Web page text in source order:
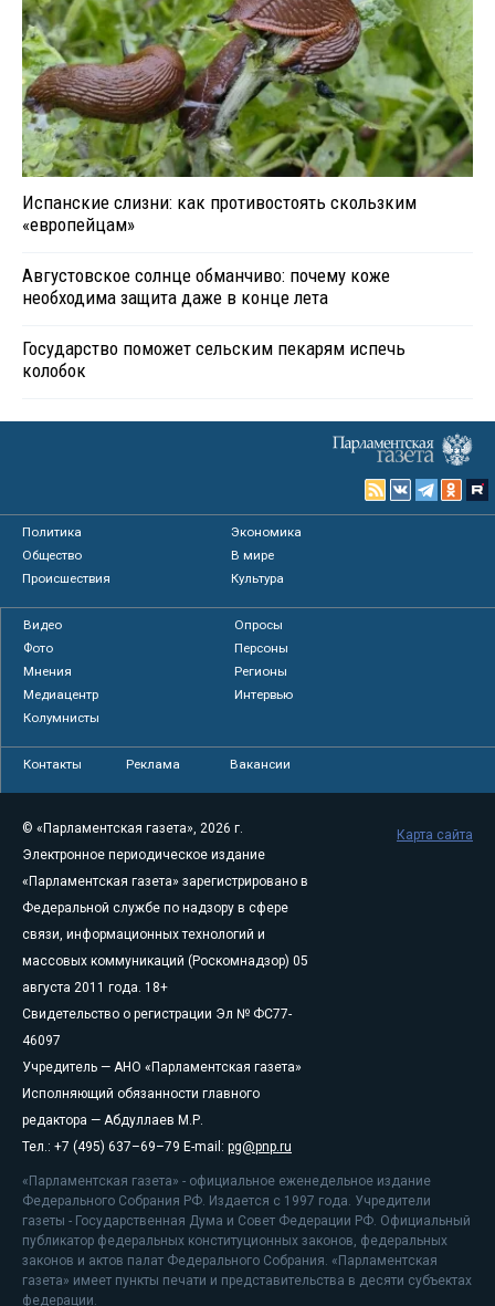
Испанские слизни: как противостоять скользким
«европейцам»
Августовское солнце обманчиво: почему коже
необходима защита даже в конце лета
Государство поможет сельским пекарям испечь
колобок
Политика
Экономика
Общество
В мире
Происшествия
Культура
Видео
Опросы
Фото
Персоны
Мнения
Регионы
Медиацентр
Интервью
Колумнисты
Контакты Реклама Вакансии
© «Парламентская газета», 2026 г.
Электронное периодическое издание
«Парламентская газета» зарегистрировано в
Федеральной службе по надзору в сфере
связи, информационных технологий и
массовых коммуникаций (Роскомнадзор) 05
августа 2011 года. 18+
Свидетельство о регистрации Эл № ФС77-
46097
Учредитель — АНО «Парламентская газета»
Исполняющий обязанности главного
редактора — Абдуллаев М.Р.
Тел.: +7 (495) 637–69–79 E-mail: pg@pnp.ru
«Парламентская газета» - официальное еженедельное издание
Федерального Собрания РФ. Издается с 1997 года. Учредители
газеты - Государственная Дума и Совет Федерации РФ. Официальный
публикатор федеральных конституционных законов, федеральных
законов и актов палат Федерального Собрания. «Парламентская
газета» имеет пункты печати и представительства в десяти субъектах
федерации.
Карта сайта